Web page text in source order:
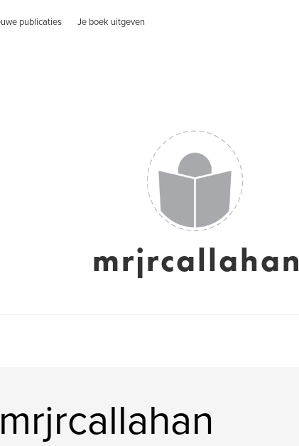
publicaties Je boek uitgeven
mrjrcallahan